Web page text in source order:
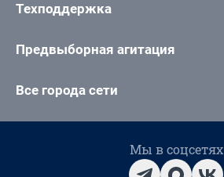
Техподдержка
Предвыборная агитация
Все города сети
Мы в соцсетях